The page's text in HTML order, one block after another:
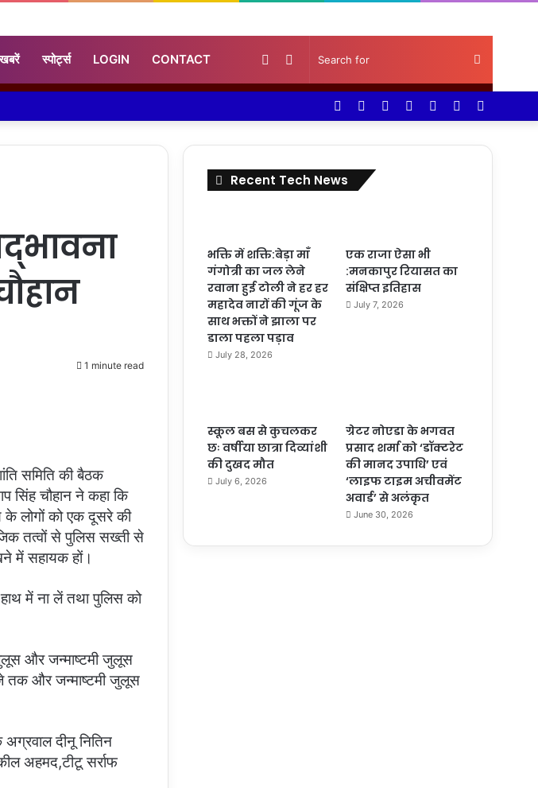
स्पोर्ट्स LOGIN CONTACT Search
for
Sidebar
Random
Random
Log
Instagram
YouTube
Twitter
Facebook
1 minute read
समिति की बैठक
सिंह चौहान ने कहा कि
के लोगों को एक दूसरे की
तत्वों से पुलिस सख्ती से
में सहायक हों।
में ना लें तथा पुलिस को
और जन्माष्टमी जुलूस
तक और जन्माष्टमी जुलूस
दीनू नितिन
अहमद,टीटू सर्राफ
Recent Tech News
भक्ति में शक्ति:बेड़ा माँ
गंगोत्री का जल लेने
रवाना हुई टोली ने हर हर
महादेव नारों की गूंज के
साथ भक्तों ने झाला पर
डाला पहला पड़ाव
July 28, 2026
एक राजा ऐसा भी
:मनकापुर रियासत का
संक्षिप्त इतिहास
July 7, 2026
स्कूल बस से कुचलकर
छः वर्षीया छात्रा दिव्यांशी
की दुखद मौत
July 6, 2026
ग्रेटर नोएडा के भगवत
प्रसाद शर्मा को ‘डॉक्टरेट
की मानद उपाधि’ एवं
‘लाइफ टाइम अचीवमेंट
अवार्ड’ से अलंकृत
June 30, 2026